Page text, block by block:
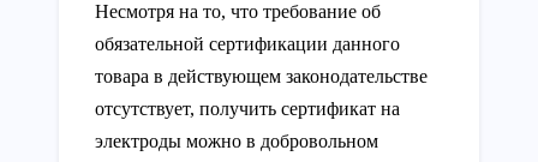
Несмотря на то, что требование об
обязательной сертификации данного
товара в действующем законодательстве
отсутствует, получить сертификат на
электроды можно в добровольном